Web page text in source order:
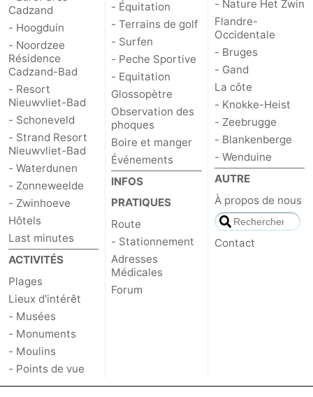
Cadzand
- Hoogduin
- Noordzee
Résidence
Cadzand-Bad
- Resort
Nieuwvliet-Bad
- Schoneveld
- Strand Resort
Nieuwvliet-Bad
- Waterdunen
- Zonneweelde
- Zwinhoeve
Hôtels
Last minutes
ACTIVITÉS
Plages
Lieux d'intérêt
- Musées
- Monuments
- Moulins
- Points de vue
- Équitation
- Terrains de golf
- Surfen
- Peche Sportive
- Equitation
Glossopètre
Observation des
phoques
Boire et manger
Événements
INFOS
PRATIQUES
Route
- Stationnement
Adresses
Médicales
Forum
- Nature Het Zwin
Flandre-
Occidentale
- Bruges
- Gand
La côte
- Knokke-Heist
- Zeebrugge
- Blankenberge
- Wenduine
AUTRE
À propos de nous
Contact